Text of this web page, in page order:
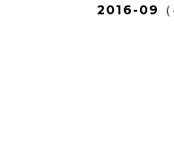
2016-09（